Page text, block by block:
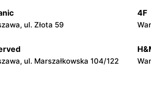
ul. Kupiecka 2
Mazowiecki, ul. Królewska 48
36
ul. Złota 59
4F
ul. Marszałkowska 104/122